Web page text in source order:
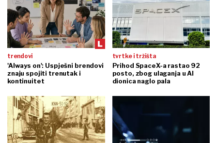
trendovi
'Always on': Uspješni brendovi
znaju spojiti trenutak i
kontinuitet
tvrtke i tržišta
Prihod SpaceX-a rastao 92
posto, zbog ulaganja u AI
dionica naglo pala